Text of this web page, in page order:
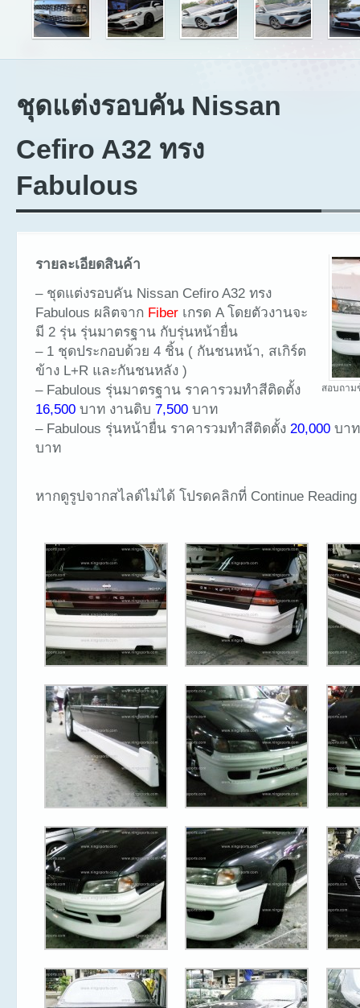
ชุดแต่งรอบคัน Nissan
Cefiro A32 ทรง
Fabulous
สอบถาม
รายละเอียดสินค้า
– ชุดแต่งรอบคัน Nissan Cefiro A32 ทรง
Fabulous ผลิตจาก Fiber เกรด A โดยตัวงานจะ
มี 2 รุ่น รุ่นมาตรฐาน กับรุ่นหน้ายื่น
– 1 ชุดประกอบด้วย 4 ชิ้น ( กันชนหน้า, สเกิร์ต
ข้าง L+R และกันชนหลัง )
– Fabulous รุ่นมาตรฐาน ราคารวมทำสีติดตั้ง
16,500 บาท งานดิบ 7,500 บาท
– Fabulous รุ่นหน้ายื่น ราคารวมทำสีติดตั้ง 20,000 บา
บาท
หากดูรูปจากสไลด์ไม่ได้ โปรดคลิกที่ Continue Reading